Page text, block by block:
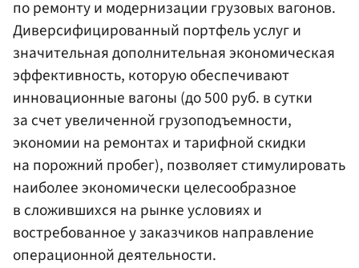
по ремонту и модернизации грузовых вагонов.
Диверсифицированный портфель услуг и
значительная дополнительная экономическая
эффективность, которую обеспечивают
инновационные вагоны (до 500 руб. в сутки
за счет увеличенной грузоподъемности,
экономии на ремонтах и тарифной скидки
на порожний пробег), позволяет стимулировать
наиболее экономически целесообразное
в сложившихся на рынке условиях и
востребованное у заказчиков направление
операционной деятельности.